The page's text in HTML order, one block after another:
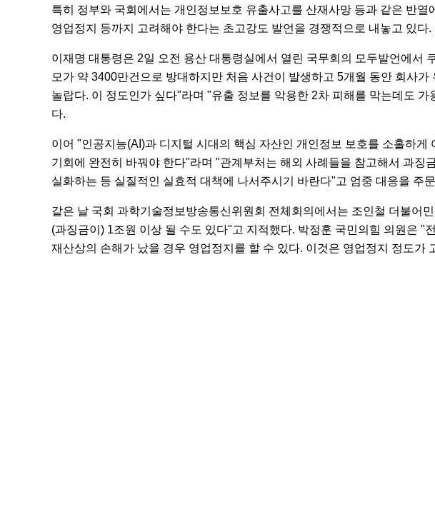
특히 정부와 국회에서는 개인정보보호 유출사고를 산재사망 등과 같은 반
영업정지 등까지 고려해야 한다는 초고강도 발언을 경쟁적으로 내놓고 있다.
이재명 대통령은 2일 오전 용산 대통령실에서 열린 국무회의 모두발언에서
모가 약 3400만건으로 방대하지만 처음 사건이 발생하고 5개월 동안 회사
놀랍다. 이 정도인가 싶다"라며 "유출 정보를 악용한 2차 피해를 막는데도
다.
이어 "인공지능(AI)과 디지털 시대의 핵심 자산인 개인정보 보호를 소홀하게
기회에 완전히 바꿔야 한다"라며 "관계부처는 해외 사례들을 참고해서 과징
실화하는 등 실질적인 실효적 대책에 나서주시기 바란다"고 엄중 대응을 주
같은 날 국회 과학기술정보방송통신위원회 전체회의에서는 조인철 더불어
(과징금이) 1조원 이상 될 수도 있다"고 지적했다. 박정훈 국민의힘 의원은 "
재산상의 손해가 났을 경우 영업정지를 할 수 있다. 이것은 영업정지 정도가